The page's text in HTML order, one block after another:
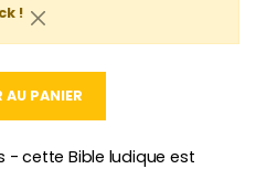
!
AU PANIER
- cette Bible ludique est